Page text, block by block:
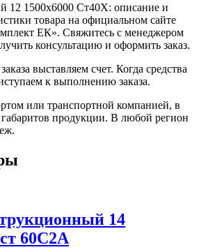
12 1500х6000 Ст40Х: описание и
товара на официальном сайте
ЕК». Свяжитесь с менеджером
консультацию и оформить заказ.
выставляем счет. Когда средства
к выполнению заказа.
или транспортной компанией, в
габаритов продукции. В любой регион
14
60С2А